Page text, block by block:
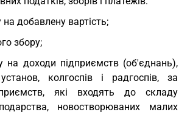
на добавлену вартість;
збору;
на доходи підприємств (об'єднань),
колгоспів і радгоспів, за
які входять до складу
новостворюваних малих